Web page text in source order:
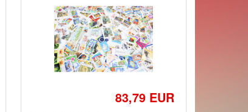
83,79 EUR